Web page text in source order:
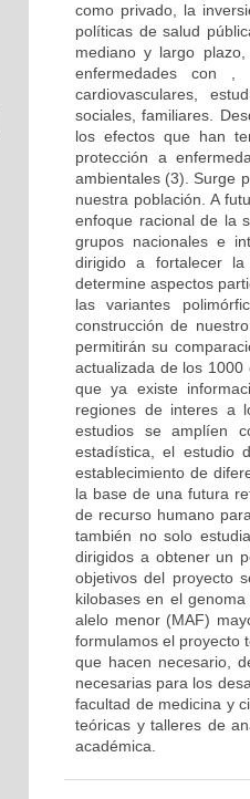
como privado, la
políticas de salud
mediano y largo
enfermedades con ,
cardiovasculares,
sociales, familiares.
los efectos que han
protección a
ambientales (3). Surge
nuestra población. A
enfoque racional de la
grupos nacionales e
dirigido a fortalecer
determine aspectos
las variantes
construcción de
permitirán su
actualizada de los
que ya existe
regiones de interes a
estudios se amplíen
estadística, el estudio
establecimiento de
la base de una futura
de recurso humano
también no solo
dirigidos a obtener un
objetivos del proyecto
kilobases en el
alelo menor (MAF)
formulamos el proyecto
que hacen necesario,
necesarias para los
facultad de medicina y
teóricas y talleres de
académica.